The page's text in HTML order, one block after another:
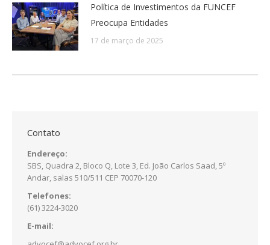
Política de Investimentos da FUNCEF
Preocupa Entidades
17 de março de 2025
Contato
Endereço:
SBS, Quadra 2, Bloco Q, Lote 3, Ed. João Carlos Saad, 5º
Andar, salas 510/511 CEP 70070-120
Telefones:
(61) 3224-3020
E-mail: